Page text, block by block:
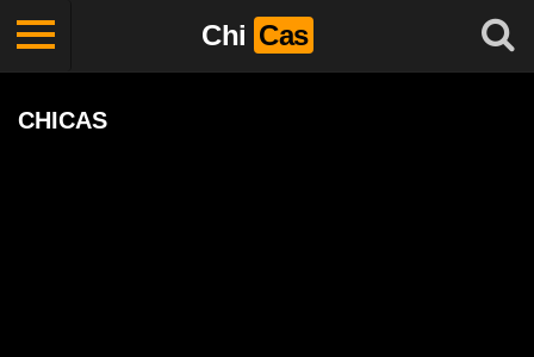
Chi Cas
CHICAS